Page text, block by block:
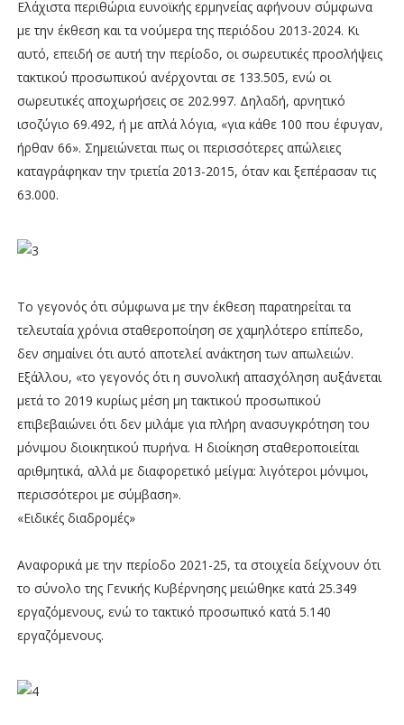
Ελάχιστα περιθώρια ευνοϊκής ερμηνείας αφήνουν σύμφωνα
με την έκθεση και τα νούμερα της περιόδου 2013-2024. Κι
αυτό, επειδή σε αυτή την περίοδο, οι σωρευτικές προσλήψεις
τακτικού προσωπικού ανέρχονται σε 133.505, ενώ οι
σωρευτικές αποχωρήσεις σε 202.997. Δηλαδή, αρνητικό
ισοζύγιο 69.492, ή με απλά λόγια, «για κάθε 100 που έφυγαν,
ήρθαν 66». Σημειώνεται πως οι περισσότερες απώλειες
καταγράφηκαν την τριετία 2013-2015, όταν και ξεπέρασαν τις
63.000.
Το γεγονός ότι σύμφωνα με την έκθεση παρατηρείται τα
τελευταία χρόνια σταθεροποίηση σε χαμηλότερο επίπεδο,
δεν σημαίνει ότι αυτό αποτελεί ανάκτηση των απωλειών.
Εξάλλου, «το γεγονός ότι η συνολική απασχόληση αυξάνεται
μετά το 2019 κυρίως μέση μη τακτικού προσωπικού
επιβεβαιώνει ότι δεν μιλάμε για πλήρη ανασυγκρότηση του
μόνιμου διοικητικού πυρήνα. Η διοίκηση σταθεροποιείται
αριθμητικά, αλλά με διαφορετικό μείγμα: λιγότεροι μόνιμοι,
περισσότεροι με σύμβαση».
«Ειδικές διαδρομές»
Αναφορικά με την περίοδο 2021-25, τα στοιχεία δείχνουν ότι
το σύνολο της Γενικής Κυβέρνησης μειώθηκε κατά 25.349
εργαζόμενους, ενώ το τακτικό προσωπικό κατά 5.140
εργαζόμενους.